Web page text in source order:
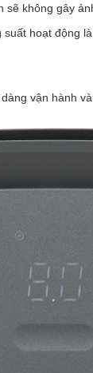
không gây
hoạt động
vận hành